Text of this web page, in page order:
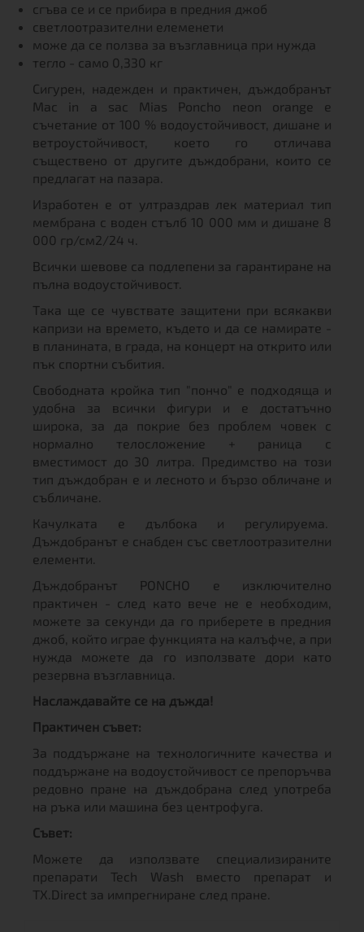
сгъва се и се прибира в предния джоб
светлоотразителни елеменети
може да се ползва за възглавница при нужда
тегло - само 0,330 кг
Сигурен, надежден и практичен, дъждобранът
Mac in a sac Mias Poncho neon orange е
съчетание от 100 % водоустойчивост, дишане и
ветроустойчивост, което го отличава
съществено от другите дъждобрани, които се
предлагат на пазара.
Изработен е от ултраздрав лек материал тип
мембрана с воден стълб 10 000 мм и дишане 8
000 гр/см2/24 ч.
Всички шевове са подлепени за гарантиране на
пълна водоустойчивост.
Така ще се чувствате защитени при всякакви
капризи на времето, където и да се намирате -
в планината, в града, на концерт на открито или
пък спортни събития.
Свободната кройка тип "пончо" е подходяща и
удобна за всички фигури и е достатъчно
широка, за да покрие без проблем човек с
нормално телосложение + раница с
вместимост до 30 литра. Предимство на този
тип дъждобран е и лесното и бързо обличане и
събличане.
Качулката е дълбока и регулируема.
Дъждобранът е снабден със светлоотразителни
елементи.
Дъждобранът PONCHO е изключително
практичен - след като вече не е необходим,
можете за секунди да го приберете в предния
джоб, който играе функцията на калъфче, а при
нужда можете да го използвате дори като
резервна възглавница.
Наслаждавайте се на дъжда!
Практичен съвет:
За поддържане на технологичните качества и
поддържане на водоустойчивост се препоръчва
редовно пране на дъждобрана след употреба
на ръка или машина без центрофуга.
Съвет:
Можете да използвате специализираните
препарати Tech Wash вместо препарат и
TX.Direct за импрегниране след пране.